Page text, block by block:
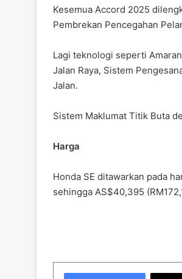
Kesemua Accord 2025
Pembrekan Pencegahan
Lagi teknologi seperti
Jalan Raya, Sistem
Jalan.
Sistem Maklumat Titik Buta
Harga
Honda SE ditawarkan pada
sehingga AS$40,395